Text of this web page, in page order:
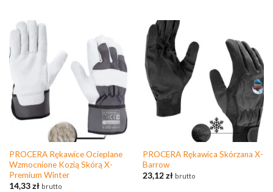
PROCERA Rękawice Ocieplane
Wzmocnione Kozią Skórą X-
Premium Winter
14,33zł brutto
PROCERA Rękawica Skórzana X-
Barrow
23,12zł brutto